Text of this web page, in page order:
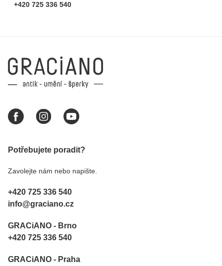
+420 725 336 540
Potřebujete poradit?
Zavolejte nám nebo napište.
+420 725 336 540
info@graciano.cz
GRACiANO - Brno
+420 725 336 540
GRACiANO - Praha